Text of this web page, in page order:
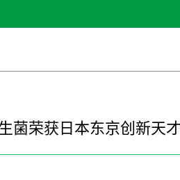
菌荣获日本东京创新天